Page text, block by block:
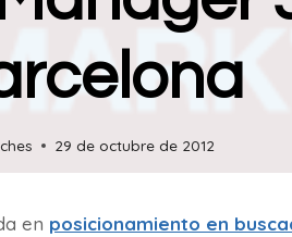
29 de octubre de 2012
en posicionamiento en